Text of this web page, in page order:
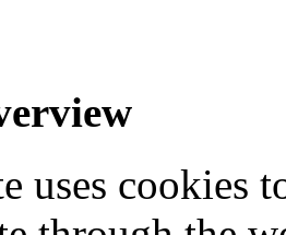
uses cookies